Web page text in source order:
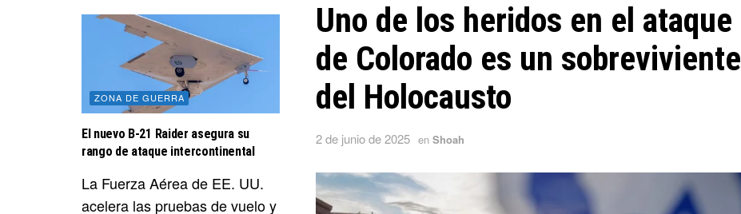
Uno de los heridos en el ataque
de Colorado es un sobreviviente
del Holocausto
2 de junio de 2025 en Shoah
ZONA DE GUERRA
El nuevo B-21 Raider asegura su
rango de ataque intercontinental
La Fuerza Aérea de EE. UU.
acelera las pruebas de vuelo y